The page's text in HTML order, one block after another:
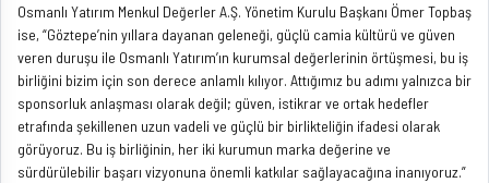
Osmanlı Yatırım Menkul Değerler A.Ş. Yönetim Kurulu Başkanı Ömer Topbaş
ise, “Göztepe’nin yıllara dayanan geleneği, güçlü camia kültürü ve güven
veren duruşu ile Osmanlı Yatırım’ın kurumsal değerlerinin örtüşmesi, bu iş
birliğini bizim için son derece anlamlı kılıyor. Attığımız bu adımı yalnızca bir
sponsorluk anlaşması olarak değil; güven, istikrar ve ortak hedefler
etrafında şekillenen uzun vadeli ve güçlü bir birlikteliğin ifadesi olarak
görüyoruz. Bu iş birliğinin, her iki kurumun marka değerine ve
sürdürülebilir başarı vizyonuna önemli katkılar sağlayacağına inanıyoruz.”